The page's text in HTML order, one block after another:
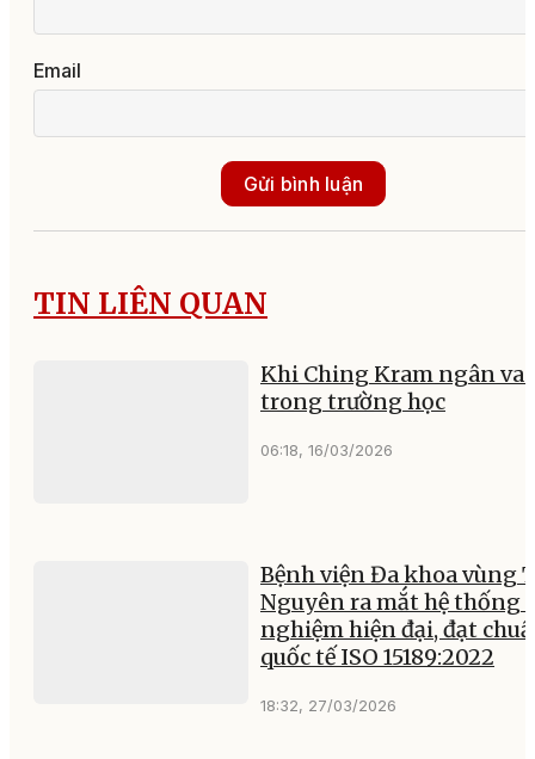
Email
Gửi bình luận
TIN LIÊN QUAN
Khi Ching Kram ngân
trong trường học
06:18, 16/03/2026
Bệnh viện Đa khoa vùng
Nguyên ra mắt hệ thống
nghiệm hiện đại, đạt
quốc tế ISO 15189:2022
18:32, 27/03/2026